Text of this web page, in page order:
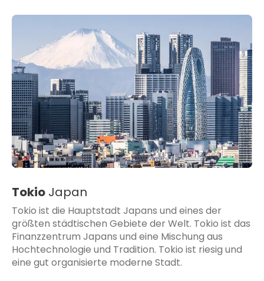
Tokio Japan
Tokio ist die Hauptstadt Japans und eines der
größten städtischen Gebiete der Welt. Tokio ist das
Finanzzentrum Japans und eine Mischung aus
Hochtechnologie und Tradition. Tokio ist riesig und
eine gut organisierte moderne Stadt.